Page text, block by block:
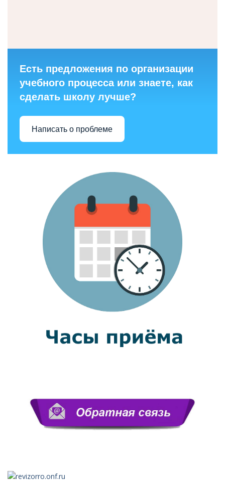
Есть предложения по организации
учебного процесса или знаете, как
сделать школу лучше?
Написать о проблеме